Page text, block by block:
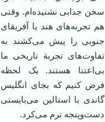
سخن جذابی نشنیده‌ام. وقتی
هم تجربه‌های هند یا آفریقای
جنوبی را پیش می‌کشند به
تفاوت‌های تجربة تاریخی ما
بی‌اعتنا هستند. یک لحظه
فرض کنیم که بجای انگلیس
گاندی با استالین می‌بایستی
دست‌و‌پنجه نرم می‌کرد.